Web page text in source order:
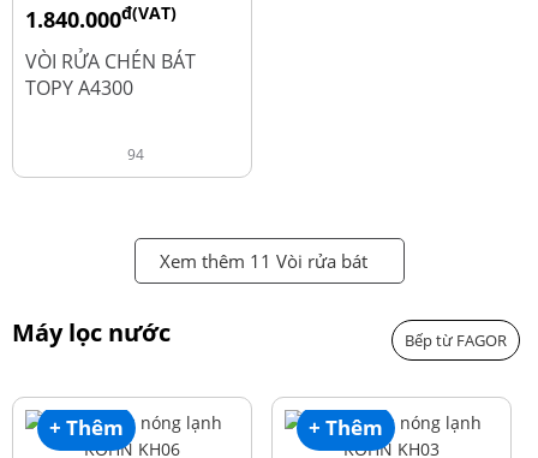
1.840.000đ(VAT)
2.450.000
VÒI RỬA CHÉN BÁT
TOPY A4300
94
Xem thêm 11 Vòi rửa bát
Máy lọc nước Bếp từ FAGOR
+ Thêm + Thêm